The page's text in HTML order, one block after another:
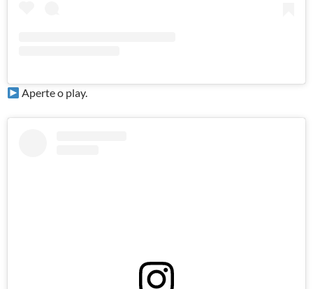
Aperte o play.